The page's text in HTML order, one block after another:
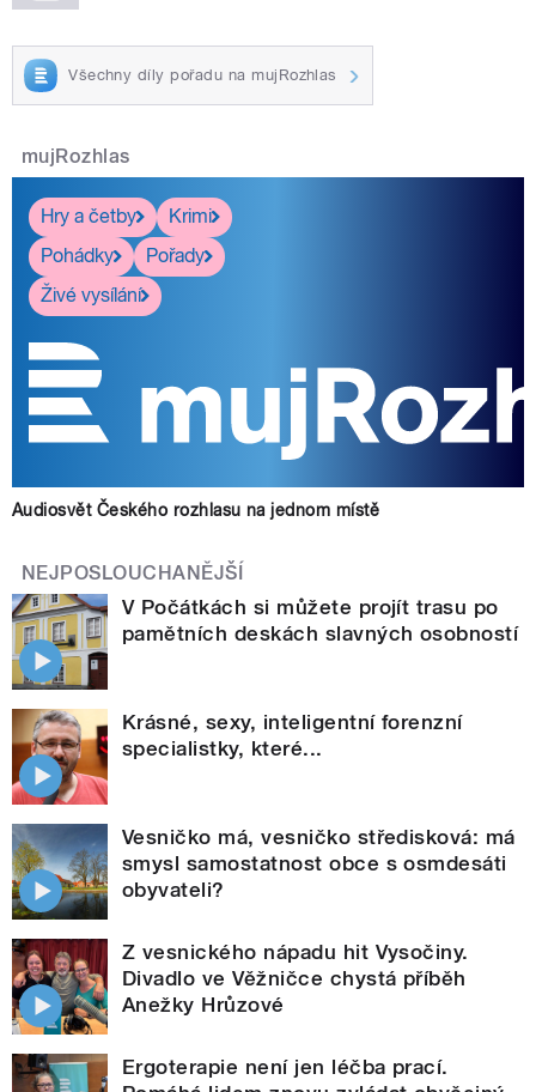
Všechny díly pořadu na mujRozhlas
mujRozhlas
Hry a četby
Krimi
Pohádky
Pořady
Živé vysílání
Audiosvět Českého rozhlasu na jednom místě
NEJPOSLOUCHANĚJŠÍ
V Počátkách si můžete projít trasu po
pamětních deskách slavných osobností
Krásné, sexy, inteligentní forenzní
specialistky, které...
Vesničko má, vesničko středisková: má
smysl samostatnost obce s osmdesáti
obyvateli?
Z vesnického nápadu hit Vysočiny.
Divadlo ve Věžničce chystá příběh
Anežky Hrůzové
Ergoterapie není jen léčba prací.